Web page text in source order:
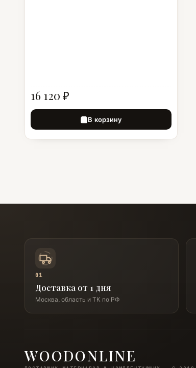
16 120 ₽
В корзину
01
Доставка от 1 дня
Москва, область и ТК по РФ
WOODONLINE